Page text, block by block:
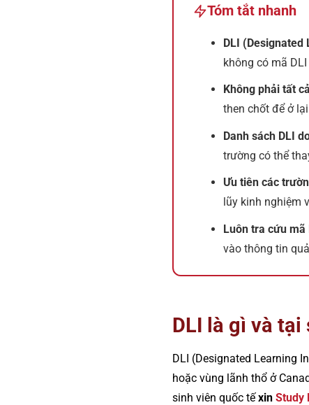
Tóm tắt nhanh
DLI
không có mã
Không phải tất
then chốt để ở
Danh sách DLI
trường có thể
Ưu tiên các
lũy kinh nghiệm
Luôn tra cứu
vào thông tin
DLI là gì và tại
DLI (Designated Learning
hoặc vùng lãnh thổ ở
sinh viên quốc tếxin Study